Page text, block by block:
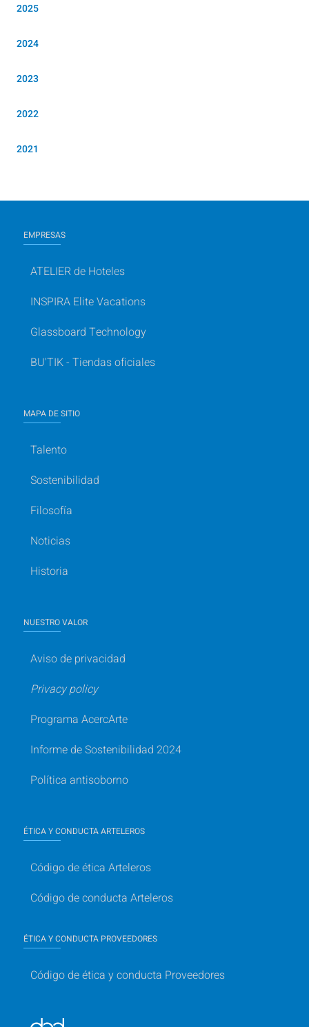
2025
2024
2023
2022
2021
EMPRESAS
ATELIER de Hoteles
INSPIRA Elite Vacations
Glassboard Technology
BU'TIK - Tiendas oficiales
MAPA DE SITIO
Talento
Sostenibilidad
Filosofía
Noticias
Historia
NUESTRO VALOR
Aviso de privacidad
Privacy policy
Programa AcercArte
Informe de Sostenibilidad 2024
Política antisoborno
ÉTICA Y CONDUCTA ARTELEROS
Código de ética Arteleros
Código de conducta Arteleros
ÉTICA Y CONDUCTA PROVEEDORES
Código de ética y conducta Proveedores